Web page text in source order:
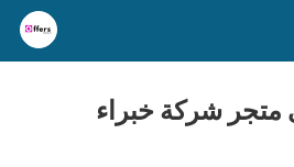
شركة خبراء